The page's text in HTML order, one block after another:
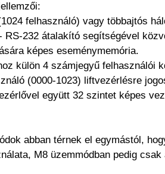
felhasználó) vagy többajtós
RS-232 átalakító segítségével
képes eseménymemória.
külön 4 számjegyű felhasználói
(0000-1023) liftvezérlésre
együtt 32 szintet képes
abban térnek el egymástól,
M8 üzemmódban pedig